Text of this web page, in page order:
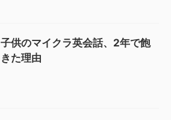
子供のマイクラ英会話、2年で飽
きた理由